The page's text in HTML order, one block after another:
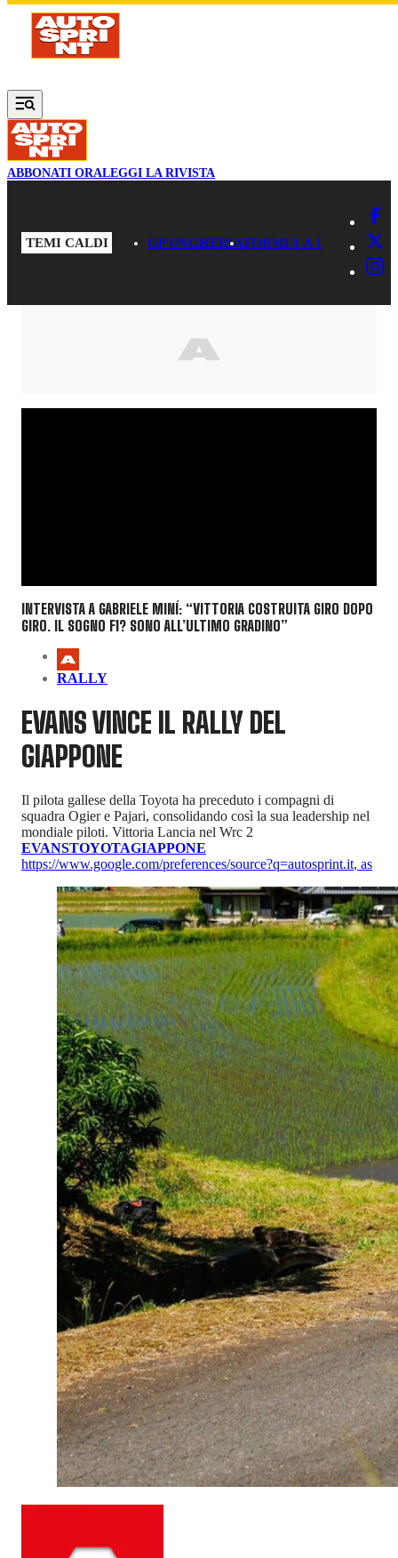
Vai al contenuto principale
ABBONATI ORALEGGI LA RIVISTA
TEMI CALDI GP UNGHERIAFORMULA 1
INTERVISTA A GABRIELE MINÍ: “VITTORIA COSTRUITA GIRO DOPO
GIRO. IL SOGNO F1? SONO ALL’ULTIMO GRADINO”
RALLY
EVANS VINCE IL RALLY DEL
GIAPPONE
Il pilota gallese della Toyota ha preceduto i compagni di
squadra Ogier e Pajari, consolidando così la sua leadership nel
mondiale piloti. Vittoria Lancia nel Wrc 2
EVANSTOYOTAGIAPPONE
https://www.google.com/preferences/source?q=autosprint.it, as